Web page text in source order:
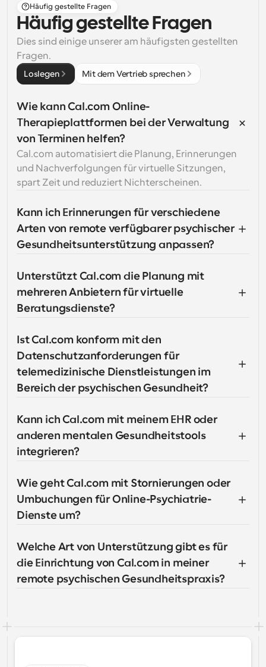
Häufig gestellte Fragen
Häufig gestellte Fragen
Dies sind einige unserer am häufigsten gestellten
Fragen.
Loslegen Mit dem Vertrieb sprechen
Wie kann Cal.com Online-
Therapieplattformen bei der Verwaltung
von Terminen helfen?
Cal.com automatisiert die Planung, Erinnerungen
und Nachverfolgungen für virtuelle Sitzungen,
spart Zeit und reduziert Nichterscheinen.
Kann ich Erinnerungen für verschiedene
Arten von remote verfügbarer psychischer
Gesundheitsunterstützung anpassen?
Unterstützt Cal.com die Planung mit
mehreren Anbietern für virtuelle
Beratungsdienste?
Ist Cal.com konform mit den
Datenschutzanforderungen für
telemedizinische Dienstleistungen im
Bereich der psychischen Gesundheit?
Kann ich Cal.com mit meinem EHR oder
anderen mentalen Gesundheitstools
integrieren?
Wie geht Cal.com mit Stornierungen oder
Umbuchungen für Online-Psychiatrie-
Dienste um?
Welche Art von Unterstützung gibt es für
die Einrichtung von Cal.com in meiner
remote psychischen Gesundheitspraxis?